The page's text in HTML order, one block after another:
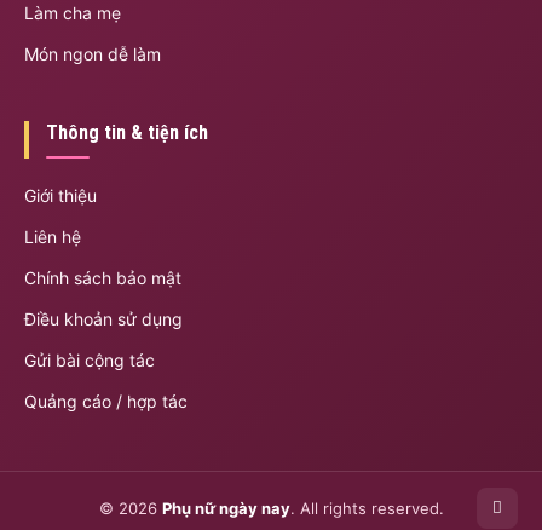
Làm cha mẹ
Món ngon dễ làm
Thông tin & tiện ích
Giới thiệu
Liên hệ
Chính sách bảo mật
Điều khoản sử dụng
Gửi bài cộng tác
Quảng cáo / hợp tác
© 2026 Phụ nữ ngày nay. All rights reserved.